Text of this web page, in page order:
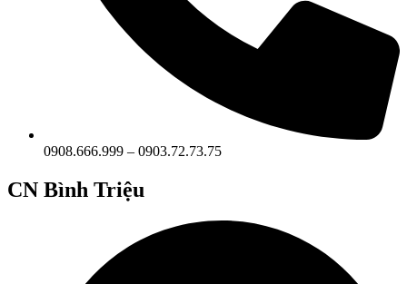
0908.666.999 – 0903.72.73.75
CN Bình Triệu